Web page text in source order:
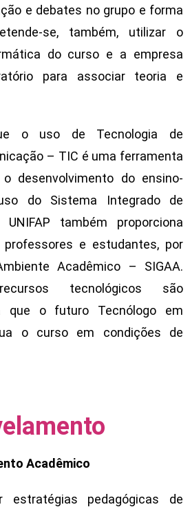
e debates no grupo e forma
se, também, utilizar o
do curso e a empresa
para associar teoria e
o uso de Tecnologia de
– TIC é uma ferramenta
desenvolvimento do ensino-
do Sistema Integrado de
também proporciona
e estudantes, por
Acadêmico – SIGAA.
tecnológicos são
que o futuro Tecnólogo em
o curso em condições de
Acadêmico
estratégias pedagógicas de